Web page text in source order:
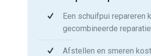
Een schuifpui repareren
gecombineerde
Afstellen en smeren